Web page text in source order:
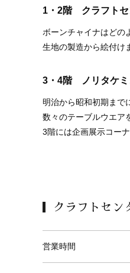
1・2階 クラフト
ボーンチャイナはどの
生地の製造から絵付け
3・4階 ノリタケミ
明治から昭和初期まで
数々のテーブルウエア
3階には企画展示コー
クラフトセン
営業時間